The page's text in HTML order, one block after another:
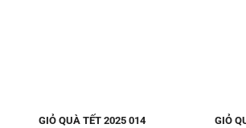
GIỎ QUÀ TẾT 2025 014 GIỎ